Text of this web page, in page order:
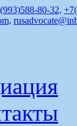
80-32,